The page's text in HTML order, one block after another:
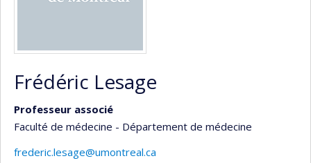
Frédéric Lesage
Professeur associé
Faculté de médecine - Département de médecine
frederic.lesage@umontreal.ca